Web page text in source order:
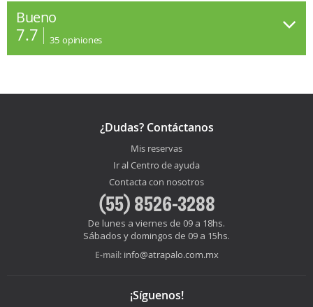
Bueno
7.7 35 opiniones
¿Dudas? Contáctanos
Mis reservas
Ir al Centro de ayuda
Contacta con nosotros
(55) 8526-3288
De lunes a viernes de 09 a 18hs.
Sábados y domingos de 09 a 15hs.
E-mail: info@atrapalo.com.mx
¡Síguenos!